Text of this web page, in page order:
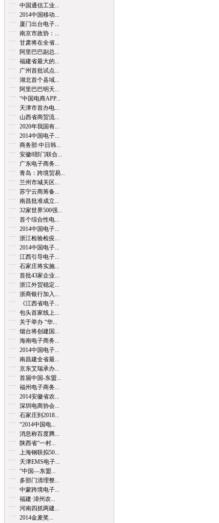
中国通信工业...
2014中国移动...
厦门出台电子...
南京市政协：...
甘肃将在全省...
阿里巴巴副总...
福建省最大的...
广州首批试点...
湖北首个县域...
阿里巴巴明天...
“中国电商APP...
天津市首办电...
山西省商贸流...
2020年我国有...
2014中国电子...
商务部:中日韩...
安徽8部门联合...
广东电子商务...
青岛：跨境贸易...
兰州市城关区...
苏宁云商筹备...
南昌批准成立...
32家世界500强...
首个综合性电...
2014中国电子...
浙江检验检疫...
2014中国电子...
江西引导电子...
石家庄将实施...
首批43家企业...
浙江外贸稳定...
浙商银行加入...
《江西省电子...
包头首家线上...
关于举办 “华...
烟台将创建国...
海南电子商务...
2014中国电子...
南昌建全省最...
京东艾瑞承办...
首届中国-东盟...
福州电子商务...
2014安徽省农...
深圳电商协会...
石家庄到2018...
“2014中国电...
消息称百度腾...
陕西省“一村...
上海钢联拟50...
天津EMS电子...
“中国—东盟...
多部门清理整...
中蒙跨境电子...
福建·漳州农...
河南四抓两建...
2014金麦奖...